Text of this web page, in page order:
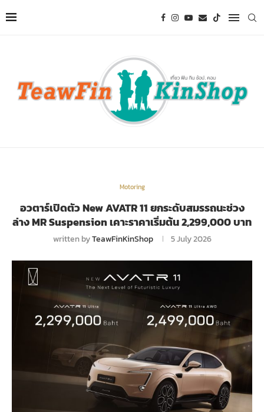
Motoring
อวตาร์เปิดตัว New AVATR 11 ยกระดับสมรรถนะช่วง
ล่าง MR Suspension เคาะราคาเริ่มต้น 2,299,000 บาท
written byTeawFinKinShop 5 July 2026